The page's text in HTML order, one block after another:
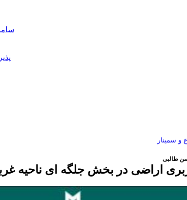
و سمینار
طالبی
اراضی در بخش جلگه ای ناحیه